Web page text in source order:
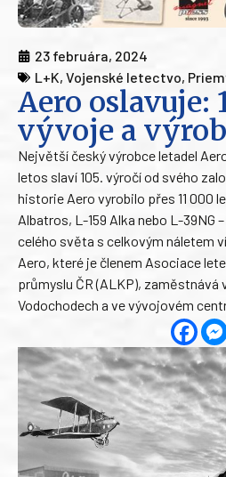
23 februára, 2024
L+K, Vojenské letectvo,
Aero oslavuje:
vývoje a
Největší český výrobce letadel
letos slaví 105. výročí od svého
historie Aero vyrobilo přes 11 000
Albatros, L-159 Alka nebo L-39NG
celého světa s celkovým náletem
Aero, které je členem Asociace
průmyslu ČR (ALKP), zaměstnává
Vodochodech a ve vývojovém